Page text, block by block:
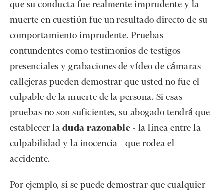
que su conducta fue realmente imprudente y la
muerte en cuestión fue un resultado directo de su
comportamiento imprudente. Pruebas
contundentes como testimonios de testigos
presenciales y grabaciones de vídeo de cámaras
callejeras pueden demostrar que usted no fue el
culpable de la muerte de la persona. Si esas
pruebas no son suficientes, su abogado tendrá que
establecer la duda razonable - la línea entre la
culpabilidad y la inocencia - que rodea el
accidente.
Por ejemplo, si se puede demostrar que cualquier